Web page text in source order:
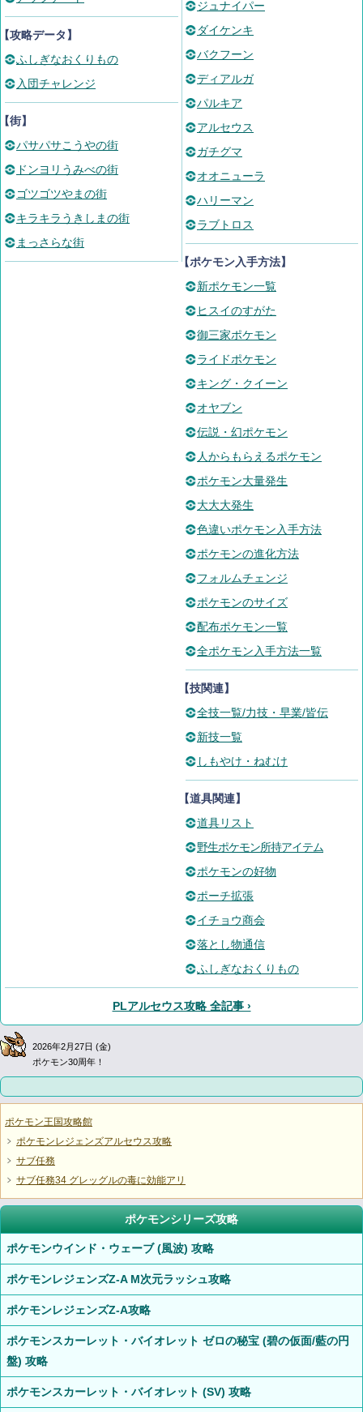
攻略データ】
ふしぎなおくりもの
入団チャレンジ
街】
パサパサこうやの街
ドンヨリうみべの街
ゴツゴツやまの街
キラキラうきしまの街
まっさらな街
ジュナイパー
ダイケンキ
バクフーン
ディアルガ
パルキア
アルセウス
ガチグマ
オオニューラ
ハリーマン
ラブトロス
【ポケモン入手方法】
新ポケモン一覧
ヒスイのすがた
御三家ポケモン
ライドポケモン
キング・クイーン
オヤブン
伝説・幻ポケモン
人からもらえるポケモン
ポケモン大量発生
大大大発生
色違いポケモン入手方法
ポケモンの進化方法
フォルムチェンジ
ポケモンのサイズ
配布ポケモン一覧
全ポケモン入手方法一覧
【技関連】
全技一覧/力技・早業/皆伝
新技一覧
しもやけ・ねむけ
【道具関連】
道具リスト
野生ポケモン所持アイテム
ポケモンの好物
ポーチ拡張
イチョウ商会
落とし物通信
ふしぎなおくりもの
PLアルセウス攻略 全記事 ›
2026年2月27日 (金)
ポケモン30周年！
ポケモン王国攻略館
ポケモンレジェンズアルセウス攻略
サブ任務
サブ任務34 グレッグルの毒に効能アリ
ポケモンシリーズ攻略
ポケモンウインド・ウェーブ (風波) 攻略
ポケモンレジェンズZ-A M次元ラッシュ攻略
ポケモンレジェンズZ-A攻略
ポケモンスカーレット・バイオレット ゼロの秘宝 (碧の仮面/藍の円
盤) 攻略
ポケモンスカーレット・バイオレット (SV) 攻略